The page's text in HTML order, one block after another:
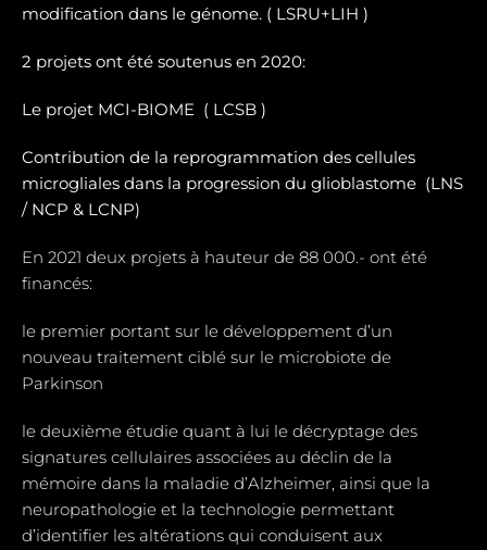
modification dans le génome. ( LSRU+LIH )
2 projets ont été soutenus en 2020:
Le projet MCI-BIOME ( LCSB )
Contribution de la reprogrammation des cellules
microgliales dans la progression du glioblastome (LNS
/ NCP & LCNP)
En 2021 deux projets à hauteur de 88 000.- ont été
financés:
le premier portant sur le développement d’un
nouveau traitement ciblé sur le microbiote de
Parkinson
le deuxième étudie quant à lui le décryptage des
signatures cellulaires associées au déclin de la
mémoire dans la maladie d’Alzheimer, ainsi que la
neuropathologie et la technologie permettant
d’identifier les altérations qui conduisent aux